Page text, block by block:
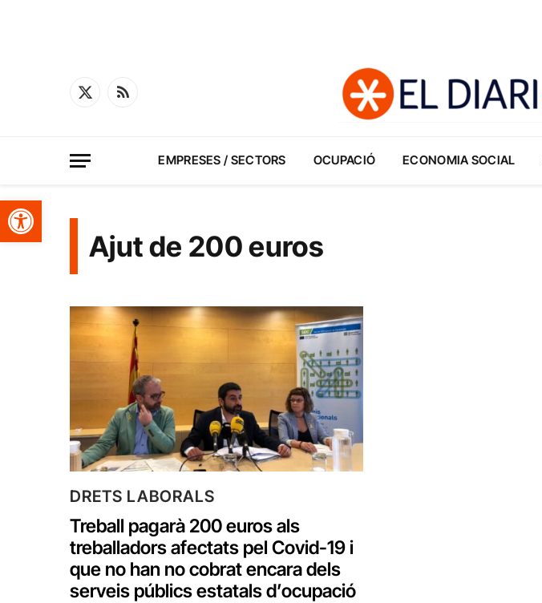
Obre la barra d'eines
X
RSS
EMPRESES / SECTORS OCUPACIÓ ECONOMIA SOCIAL
Ajut de 200 euros
DRETS LABORALS
Treball pagarà 200 euros als
treballadors afectats pel Covid-19 i
que no han no cobrat encara dels
serveis públics estatals d’ocupació